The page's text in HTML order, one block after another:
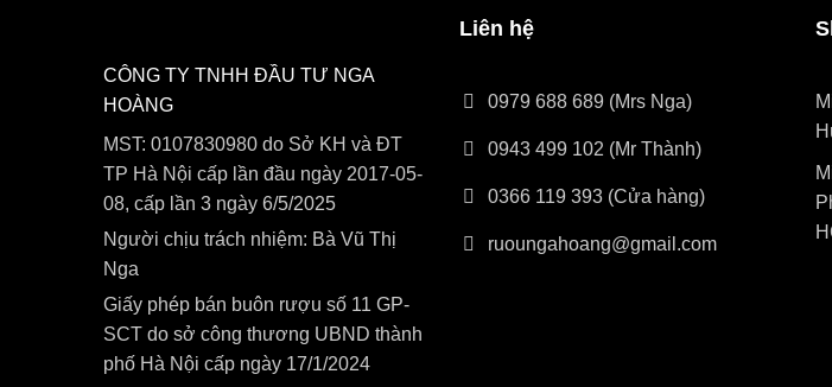
CÔNG TY TNHH ĐẦU TƯ NGA
HOÀNG
MST: 0107830980 do Sở KH và ĐT
TP Hà Nội cấp lần đầu ngày 2017-05-
08, cấp lần 3 ngày 6/5/2025
Người chịu trách nhiệm: Bà Vũ Thị
Nga
Giấy phép bán buôn rượu số 11 GP-
SCT do sở công thương UBND thành
phố Hà Nội cấp ngày 17/1/2024
Liên hệ
0979 688 689 (Mrs Nga)
0943 499 102 (Mr Thành)
0366 119 393 (Cửa hàng)
ruoungahoang@gmail.com